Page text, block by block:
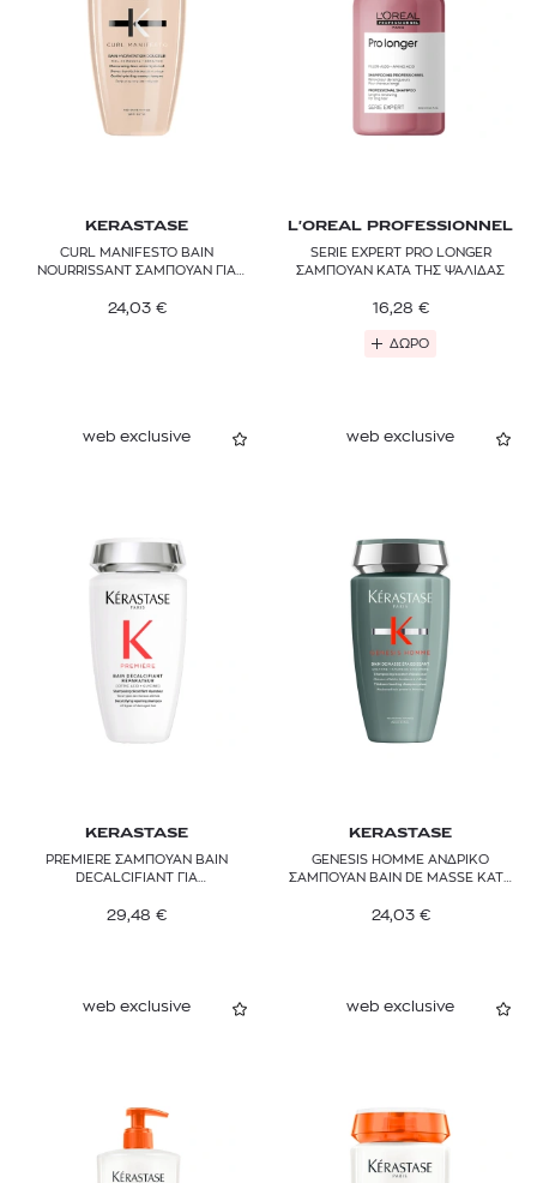
KERASTASE
CURL MANIFESTO BAIN
NOURRISSANT ΣΑΜΠΟΥΑΝ ΓΙΑ
24,03 €
L'OREAL PROFESSIONNEL
SERIE EXPERT PRO LONGER
ΣΑΜΠΟΥΑΝ ΚΑΤΑ ΤΗΣ ΨΑΛΙΔΑΣ
16,28 €
ΔΩΡΟ
web exclusive
KERASTASE
PREMIERE ΣΑΜΠΟΥΑΝ BAIN
DECALCIFIANT ΓΙΑ
29,48 €
web exclusive
KERASTASE
GENESIS HOMME ΑΝΔΡΙΚΟ
ΣΑΜΠΟΥΑΝ BAIN DE MASSE ΚΑΤΑ
ΣΩΜΑ
24,03 €
web exclusive web exclusive